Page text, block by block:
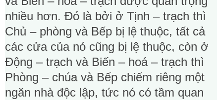
nhiều hơn. Đó là bởi ở Tịnh – trạch thì
Chủ – phòng và Bếp bị lệ thuộc, tất cả
các cửa của nó cũng bị lệ thuộc, còn ở
Động – trạch và Biến – hoá – trạch thì
Phòng – chúa và Bếp chiếm riêng một
ngăn nhà độc lập, tức nó có tầm quan